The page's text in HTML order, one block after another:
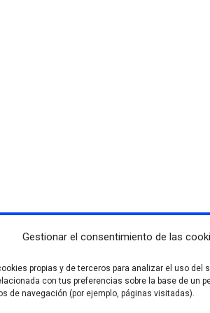
Gestionar el consentimiento de las
propias y de terceros para analizar el uso del
con tus preferencias sobre la base de un
de navegación (por ejemplo, páginas visitadas).